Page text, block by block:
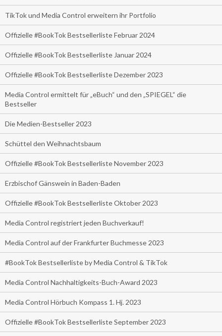
TikTok und Media Control erweitern ihr Portfolio
Offizielle #BookTok Bestsellerliste Februar 2024
Offizielle #BookTok Bestsellerliste Januar 2024
Offizielle #BookTok Bestsellerliste Dezember 2023
Media Control ermittelt für „eBuch“ und den „SPIEGEL“ die
Bestseller
Die Medien-Bestseller 2023
Schüttel den Weihnachtsbaum
Offizielle #BookTok Bestsellerliste November 2023
Erzbischof Gänswein in Baden-Baden
Offizielle #BookTok Bestsellerliste Oktober 2023
Media Control registriert jeden Buchverkauf!
Media Control auf der Frankfurter Buchmesse 2023
#BookTok Bestsellerliste by Media Control & TikTok
Media Control Nachhaltigkeits-Buch-Award 2023
Media Control Hörbuch Kompass 1. Hj. 2023
Offizielle #BookTok Bestsellerliste September 2023